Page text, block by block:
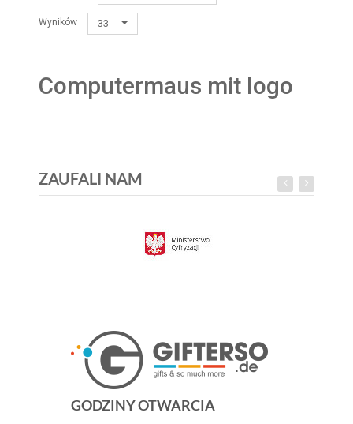
Wyników 33
Computermaus mit logo
ZAUFALI NAM
GODZINY OTWARCIA